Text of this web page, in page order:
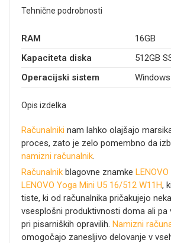
Tehnične podrobnosti
RAM
16GB
Kapaciteta diska
512GB
Operacijski sistem
Opis izdelka
Računalniki nam lahko olajšajo
proces, zato je zelo pomembno da
namizni računalnik.
Računalnik blagovne znamke LENOVO
LENOVO Yoga Mini U5 16/512 W11H,
tiste, ki od računalnika pričakujejo
vsesplošni produktivnosti doma ali pa
pri pisarniških opravilih. Namizni
omogočajo zanesljivo delovanje v